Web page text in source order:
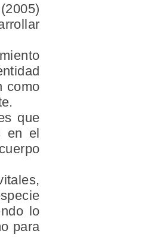
como
que
en el
lo
para